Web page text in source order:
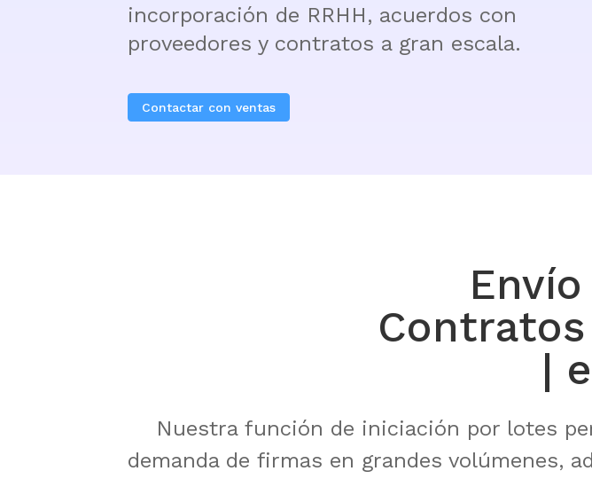
incorporación de RRHH, acuerdos con
proveedores y contratos a gran escala.
Contactar con ventas
|
demanda de firmas en grandes volúmenes,